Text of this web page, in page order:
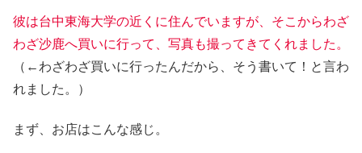
彼は台中東海大学の近くに住んでいますが、そこからわざ
わざ沙鹿へ買いに行って、写真も撮ってきて くれました。
（←わざわざ買いに行ったんだから、そう書いて！と言わ
れました。）
まず、お店はこんな感じ。